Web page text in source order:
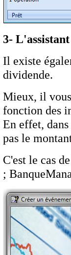
3- L'assistant
Il existe
dividende.
Mieux, il
fonction des
En effet,
pas le
C'est le cas
;